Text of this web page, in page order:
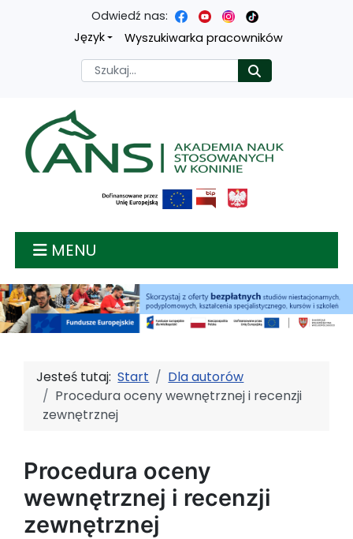
Przejdź
treści
głównej
Przejdź
menu
nawigacyjnego
Przejdź
wyszukiwarki
Przejdź
mapy
strony
Odwiedź nas:
Język
Wyszukiwarka pracowników
Szukaj
Akademia nauk
MENU
Jesteś tutaj:Start
Dla autorów
Procedura oceny wewnętrznej i recenzji
zewnętrznej
Procedura oceny
wewnętrznej i recenzji
zewnętrznej